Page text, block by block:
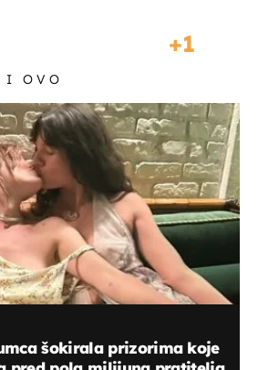
1
I OVO
šokirala prizorima koje